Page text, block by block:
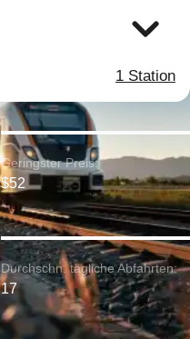
1 Station
Geringster Preis:
$52
Durchschn. tägliche Abfahrten:
17